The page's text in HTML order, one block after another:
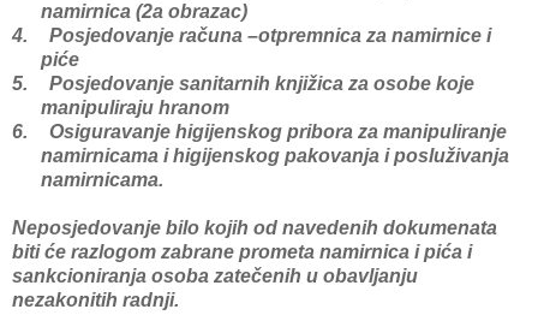
namirnica (2a obrazac)
4.
Posjedovanje računa –otpremnica za namirnice i
piće
5.
Posjedovanje sanitarnih knjižica za osobe koje
manipuliraju hranom
6.
Osiguravanje higijenskog pribora za manipuliranje
namirnicama i higijenskog pakovanja i posluživanja
namirnicama.
Neposjedovanje bilo kojih od navedenih dokumenata
biti će razlogom zabrane prometa namirnica i pića i
sankcioniranja osoba zatečenih u obavljanju
nezakonitih radnji.